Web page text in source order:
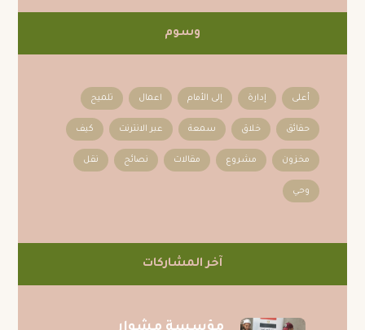
وسوم
أعلى إدارة إلى الأمام اعمال تلميح
حقائق خلاق سمعة عبر الانترنت كيف
مخزون مشروع مقالات نصائح نقل
وحي
آخر المشاركات